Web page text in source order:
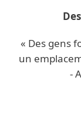
« Des gens
un
-